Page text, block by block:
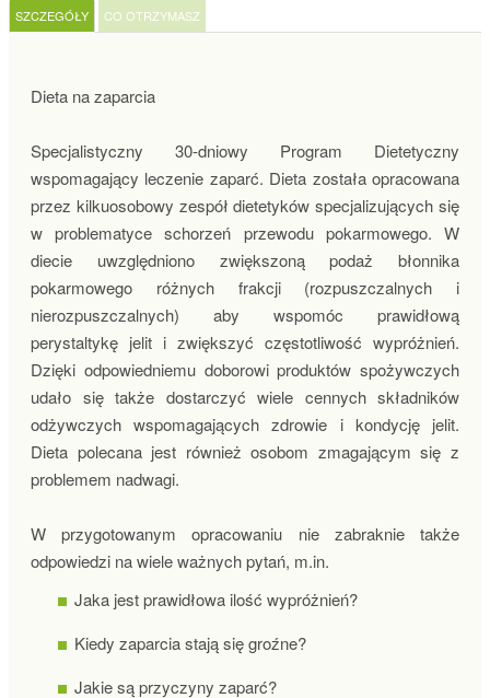
SZCZEGÓŁY CO OTRZYMASZ
Dieta na zaparcia
Specjalistyczny 30-dniowy Program Dietetyczny
wspomagający leczenie zaparć. Dieta została opracowana
przez kilkuosobowy zespół dietetyków specjalizujących się
w problematyce schorzeń przewodu pokarmowego. W
diecie uwzględniono zwiększoną podaż błonnika
pokarmowego różnych frakcji (rozpuszczalnych i
nierozpuszczalnych) aby wspomóc prawidłową
perystaltykę jelit i zwiększyć częstotliwość wypróżnień.
Dzięki odpowiedniemu doborowi produktów spożywczych
udało się także dostarczyć wiele cennych składników
odżywczych wspomagających zdrowie i kondycję jelit.
Dieta polecana jest również osobom zmagającym się z
problemem nadwagi.
W przygotowanym opracowaniu nie zabraknie także
odpowiedzi na wiele ważnych pytań, m.in.
Jaka jest prawidłowa ilość wypróżnień?
Kiedy zaparcia stają się groźne?
Jakie są przyczyny zaparć?